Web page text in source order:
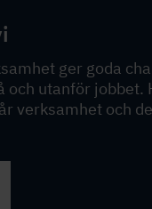
ger goda
och utanför jobbet.
verksamhet och